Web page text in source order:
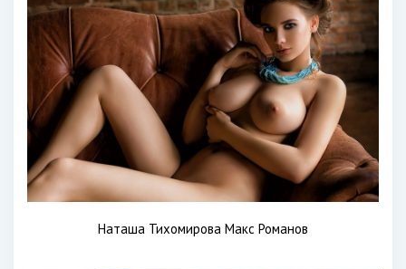
Наташа Тихомирова Макс Романов